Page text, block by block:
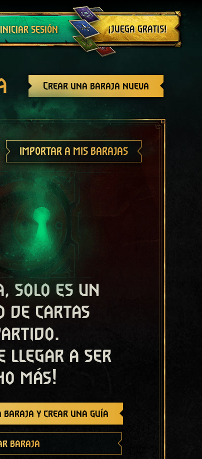
INICIAR SESIÓN
sesión
¡JUEGA GRATIS!
Crear una baraja nueva
IMPORTAR A MIS BARAJAS
solo es un
de cartas
llegar a ser
más!
baraja y crear una guía
baraja